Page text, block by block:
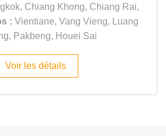
Chiang Khong, Chiang Rai,
: Vientiane, Vang Vieng, Luang
Pakbeng, Houei Sai
Voir les détails